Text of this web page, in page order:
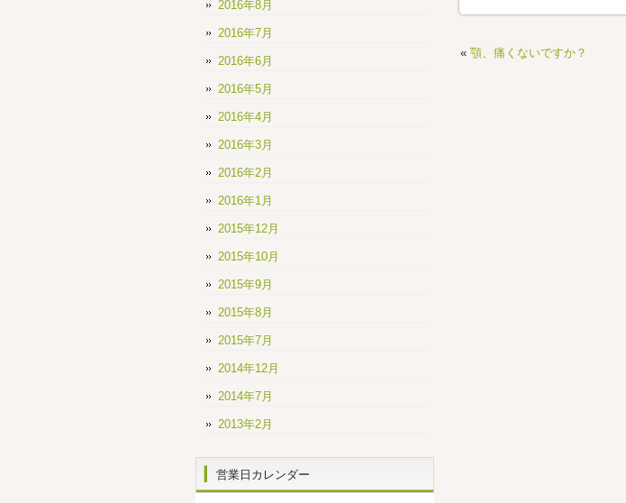
« 顎、痛くないですか？
2016年8月
2016年7月
2016年6月
2016年5月
2016年4月
2016年3月
2016年2月
2016年1月
2015年12月
2015年10月
2015年9月
2015年8月
2015年7月
2014年12月
2014年7月
2013年2月
営業日カレンダー